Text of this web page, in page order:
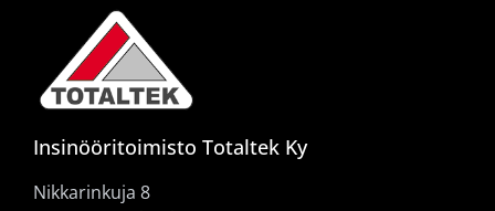
Insinööritoimisto Totaltek Ky
Nikkarinkuja 8